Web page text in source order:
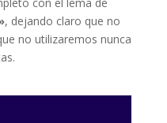
con el lema de
, dejando claro que no
no utilizaremos nunca